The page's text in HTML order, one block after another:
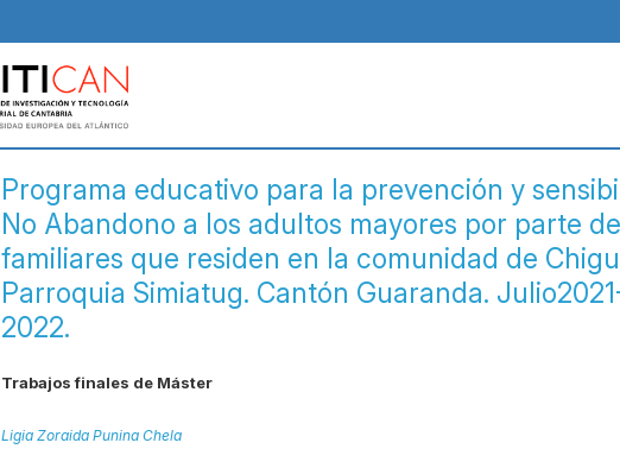
Programa educativo para la prevención y
No Abandono a los adultos mayores por parte
familiares que residen en la comunidad de
Parroquia Simiatug. Cantón Guaranda.
2022.
Trabajos finales de Máster
Ligia Zoraida Punina Chela